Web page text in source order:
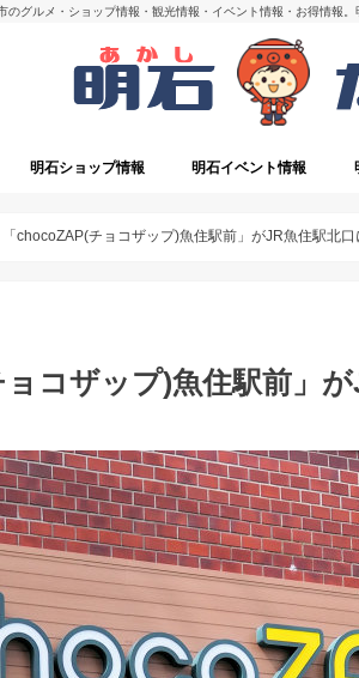
のグルメ・ショップ情報・観光情報・イベント情報・お得情報
明石ショップ情報 明石イベント情報
「chocoZAP(チョコザップ)魚住駅前」がJR魚住駅北
コザップ)魚住駅前」が